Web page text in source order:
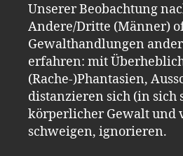
Unserer Beobachtung
Andere/Dritte (Männer)
Gewalthandlungen
erfahren: mit
(Rache-)Phantasien,
distanzieren sich (in sich
körperlicher Gewalt und
schweigen, ignorieren.